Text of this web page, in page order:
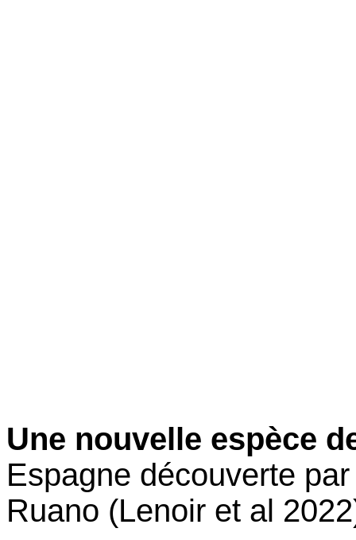
Une nouvelle espèce
Espagne découverte
Ruano (Lenoir et al